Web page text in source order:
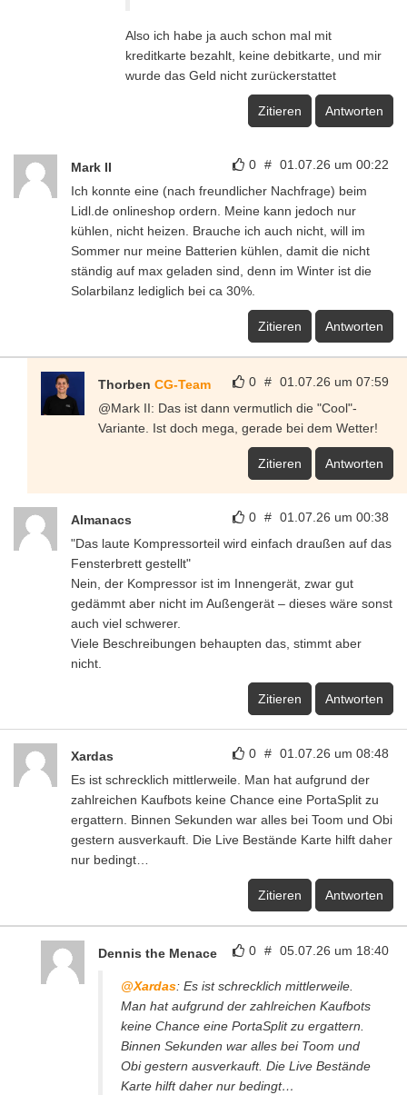
Also ich habe ja auch schon mal mit
kreditkarte bezahlt, keine debitkarte, und mir
wurde das Geld nicht zurückerstattet
Zitieren Antworten
0 # 01.07.26 um 00:22
Mark II
Ich konnte eine (nach freundlicher Nachfrage) beim
Lidl.de onlineshop ordern. Meine kann jedoch nur
kühlen, nicht heizen. Brauche ich auch nicht, will im
Sommer nur meine Batterien kühlen, damit die nicht
ständig auf max geladen sind, denn im Winter ist die
Solarbilanz lediglich bei ca 30%.
Zitieren Antworten
0 # 01.07.26 um 07:59
Thorben CG-Team
@Mark II: Das ist dann vermutlich die "Cool"-
Variante. Ist doch mega, gerade bei dem Wetter!
Zitieren Antworten
0 # 01.07.26 um 00:38
Almanacs
"Das laute Kompressorteil wird einfach draußen auf das
Fensterbrett gestellt"
Nein, der Kompressor ist im Innengerät, zwar gut
gedämmt aber nicht im Außengerät – dieses wäre sonst
auch viel schwerer.
Viele Beschreibungen behaupten das, stimmt aber
nicht.
Zitieren Antworten
0 # 01.07.26 um 08:48
Xardas
Es ist schrecklich mittlerweile. Man hat aufgrund der
zahlreichen Kaufbots keine Chance eine PortaSplit zu
ergattern. Binnen Sekunden war alles bei Toom und Obi
gestern ausverkauft. Die Live Bestände Karte hilft daher
nur bedingt…
Zitieren Antworten
0 # 05.07.26 um 18:40
Dennis the Menace
@Xardas: Es ist schrecklich mittlerweile.
Man hat aufgrund der zahlreichen Kaufbots
keine Chance eine PortaSplit zu ergattern.
Binnen Sekunden war alles bei Toom und
Obi gestern ausverkauft. Die Live Bestände
Karte hilft daher nur bedingt…